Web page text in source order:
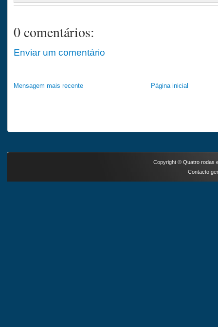
0 comentários:
Enviar um comentário
Mensagem mais recente Página inicial
Copyright © Quatro rodas
Contacto